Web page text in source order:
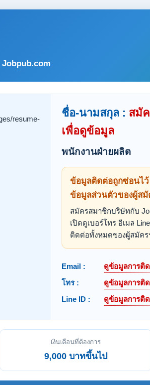
Jobpub.com
ชื่อ-นามสกุล : สมั
เพื่อดูข้อมูล
พนักงานฝ่ายผลิต
ข้อมูลติดต่อถูกซ่อนไว้
ข้อมูลส่วนตัวของผู้สมั
สมัครสมาชิกบริษัทกับ
เปิดดูเบอร์โทร อีเมล
ติดต่อทั้งหมดของผู้สมัคร
Email :
ดูข้อมูลการติ
โทร :
ดูข้อมูลการติ
Line ID :
ดูข้อมูลการติ
เงินเดือนที่ต้องการ
9,000 บาทขึ้นไป